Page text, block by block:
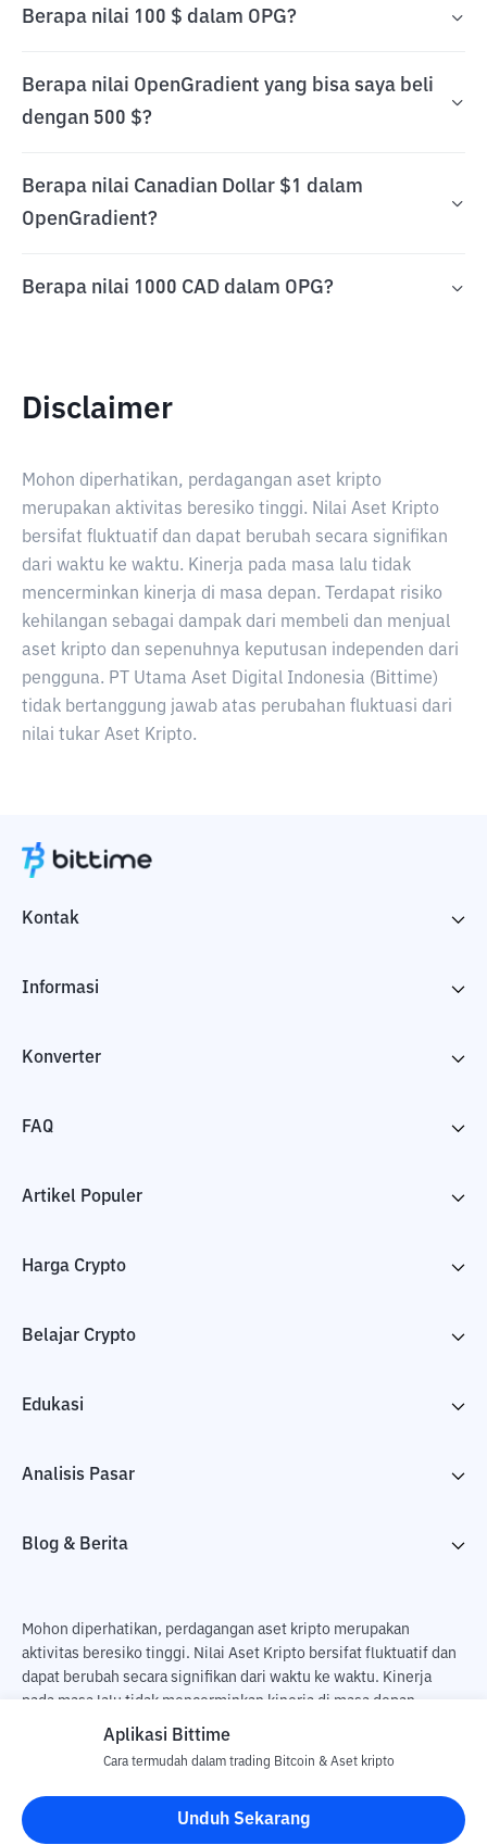
Berapa nilai 100 $ dalam OPG?
Berapa nilai OpenGradient yang bisa saya beli
dengan 500 $?
Berapa nilai Canadian Dollar $1 dalam
OpenGradient?
Berapa nilai 1000 CAD dalam OPG?
Disclaimer
Mohon diperhatikan, perdagangan aset kripto
merupakan aktivitas beresiko tinggi. Nilai Aset Kripto
bersifat fluktuatif dan dapat berubah secara signifikan
dari waktu ke waktu. Kinerja pada masa lalu tidak
mencerminkan kinerja di masa depan. Terdapat risiko
kehilangan sebagai dampak dari membeli dan menjual
aset kripto dan sepenuhnya keputusan independen dari
pengguna. PT Utama Aset Digital Indonesia (Bittime)
tidak bertanggung jawab atas perubahan fluktuasi dari
nilai tukar Aset Kripto.
Kontak
Informasi
Konverter
FAQ
Artikel Populer
Harga Crypto
Belajar Crypto
Edukasi
Analisis Pasar
Blog & Berita
Mohon diperhatikan, perdagangan aset kripto merupakan
aktivitas beresiko tinggi. Nilai Aset Kripto bersifat fluktuatif dan
dapat berubah secara signifikan dari waktu ke waktu. Kinerja
pada masa lalu tidak mencerminkan kinerja di masa depan.
Terdapat risiko kehilangan sebagai dampak dari membeli dan
pengguna. PT Utama Aset Digital Indonesia (Bittime) tidak
bertanggung jawab atas perubahan fluktuasi dari nilai tukar Aset
Kripto.
Aplikasi Bittime
Cara termudah dalam trading Bitcoin & Aset kripto
Unduh Sekarang